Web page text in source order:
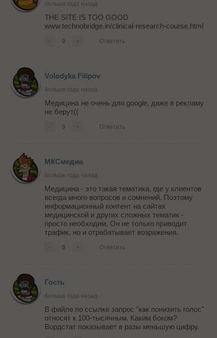
больше года назад
THE SITE IS TOO GOOD
www.technobridge.in/clinical-research-course.html
0 Ответить
Volodyka Filipov
больше года назад
Медицина не очень для google, даже в рекламу
не берут((
0 Ответить
МКСмедиа
больше года назад
Медицина - это такая тематика, где у клиентов
всегда много вопросов и сомнений. Поэтому
информационный контент на сайтах
медицинской и других сложных тематик -
просто необходим. Он не только приводит
трафик, но и отрабатывает возражения.
0 Ответить
Гость
больше года назад
В файле по ссылке запрос "как понизить голос"
относят к 100-тысячным. Каким боком?
Вордстат показывает в разы меньшую цифру.